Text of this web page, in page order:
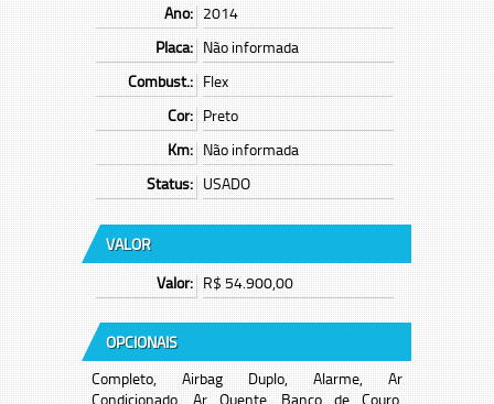
Ano: 2014
Placa: Não informada
Combust.: Flex
Cor: Preto
Km: Não informada
Status: USADO
VALOR
Valor: R$ 54.900,00
OPCIONAIS
Completo, Airbag Duplo, Alarme, Ar
Condicionado, Ar Quente, Banco de Couro,